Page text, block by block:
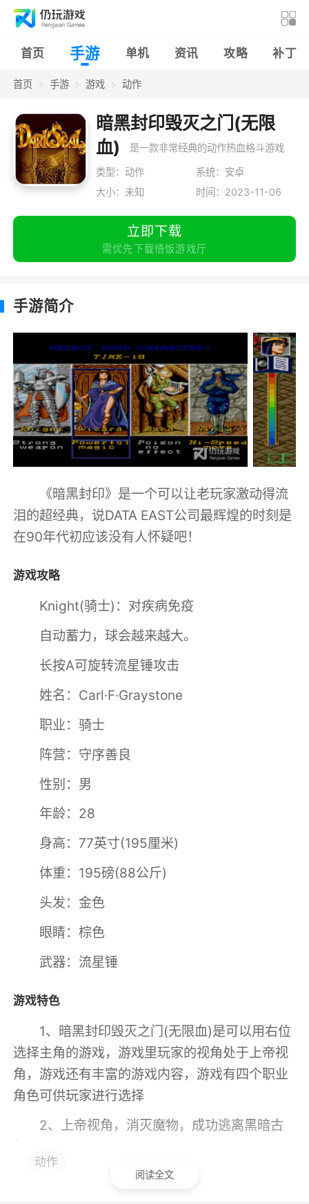
首页 手游 单机 资讯 攻略 补丁
首页 手游 游戏 动作
暗黑封印毁灭之门(无限
血)
是一款非常经典的动作热血格斗游戏
类型：动作
系统：安卓
大小：未知
时间：2023-11-06
立即下载
需优先下载悟饭游戏厅
手游简介
《暗黑封印》是一个可以让老玩家激动得流
泪的超经典，说DATA EAST公司最辉煌的时刻是
在90年代初应该没有人怀疑吧！
游戏攻略
Knight(骑士)：对疾病免疫
自动蓄力，球会越来越大。
长按A可旋转流星锤攻击
姓名：Carl·F·Graystone
职业：骑士
阵营：守序善良
性别：男
年龄：28
身高：77英寸(195厘米)
体重：195磅(88公斤)
头发：金色
眼睛：棕色
武器：流星锤
游戏特色
1、暗黑封印毁灭之门(无限血)是可以用右位
选择主角的游戏，游戏里玩家的视角处于上帝视
角，游戏还有丰富的游戏内容，游戏有四个职业
角色可供玩家进行选择
2、上帝视角，消灭魔物，成功逃离黑暗古
3、富有趣味的动作冒险类RPG游戏
动作
阅读全文